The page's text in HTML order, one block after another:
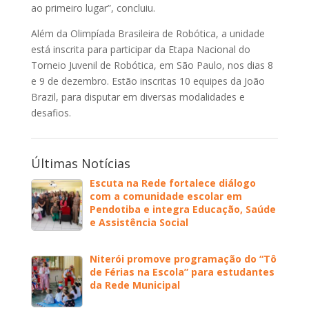
ao primeiro lugar”, concluiu.
Além da Olimpíada Brasileira de Robótica, a unidade
está inscrita para participar da Etapa Nacional do
Torneio Juvenil de Robótica, em São Paulo, nos dias 8
e 9 de dezembro. Estão inscritas 10 equipes da João
Brazil, para disputar em diversas modalidades e
desafios.
Últimas Notícias
Escuta na Rede fortalece diálogo
com a comunidade escolar em
Pendotiba e integra Educação, Saúde
e Assistência Social
Niterói promove programação do “Tô
de Férias na Escola” para estudantes
da Rede Municipal